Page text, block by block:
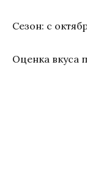
Сезон: с
Оценка вкуса